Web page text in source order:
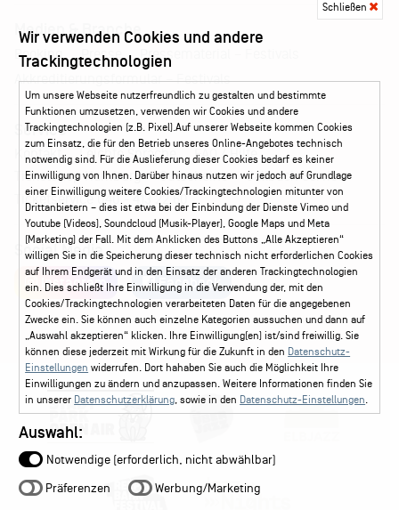
Medien & Branche
Booking Presse
Pressematerial – Festivals
Akkreditierungsformular – Festivals
Service
Kontakt Leichte Sprache
FAQ / Hilfe
Ticketshop Hamburg
Gutscheine
Callback-Service
Ticketservice 040 - 413 22 60
Social Media
Instagram Facebook
Schließen
Wir verwenden Cookies und andere
Trackingtechnologien
Um unsere Webseite nutzerfreundlich zu gestalten und bestimmte
Funktionen umzusetzen, verwenden wir Cookies und andere
Trackingtechnologien (z.B. Pixel).Auf unserer Webseite kommen Cookies
zum Einsatz, die für den Betrieb unseres Online-Angebotes technisch
notwendig sind. Für die Auslieferung dieser Cookies bedarf es keiner
Einwilligung von Ihnen. Darüber hinaus nutzen wir jedoch auf Grundlage
einer Einwilligung weitere Cookies/Trackingtechnologien mitunter von
Drittanbietern – dies ist etwa bei der Einbindung der Dienste Vimeo und
Youtube (Videos), Soundcloud (Musik-Player), Google Maps und Meta
(Marketing) der Fall. Mit dem Anklicken des Buttons „Alle Akzeptieren“
willigen Sie in die Speicherung dieser technisch nicht erforderlichen Cookies
auf Ihrem Endgerät und in den Einsatz der anderen Trackingtechnologien
ein. Dies schließt Ihre Einwilligung in die Verwendung der, mit den
Cookies/Trackingtechnologien verarbeiteten Daten für die angegebenen
Zwecke ein. Sie können auch einzelne Kategorien aussuchen und dann auf
„Auswahl akzeptieren“ klicken. Ihre Einwilligung(en) ist/sind freiwillig. Sie
können diese jederzeit mit Wirkung für die Zukunft in den Datenschutz-
Einstellungen widerrufen. Dort hahaben Sie auch die Möglichkeit Ihre
Einwilligungen zu ändern und anzupassen. Weitere Informationen finden Sie
in unserer Datenschutzerklärung, sowie in den Datenschutz-Einstellungen.
Auswahl:
Notwendige (erforderlich, nicht abwählbar)
Präferenzen Werbung/Marketing